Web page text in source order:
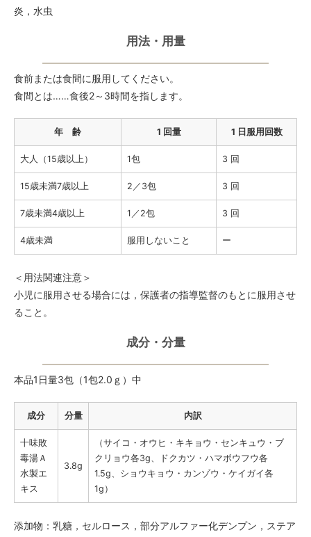
炎，水虫
用法・用量
食前または食間に服用してください。
食間とは……食後2～3時間を指します。
年 齢 1 回量 1 日服用回数
大人（15歳以上） 1包 3 回
15歳未満7歳以上 2／3包 3 回
7歳未満4歳以上 1／2包 3 回
4歳未満 服用しないこと ー
＜用法関連注意＞
小児に服用させる場合には，保護者の指導監督のもとに服用させ
ること。
成分・分量
本品1日量3包（1包2.0ｇ）中
成分 分量 内訳
十味敗
毒湯Ａ
水製エ
キス
3.8g
（サイコ・オウヒ・キキョウ・センキュウ・ブ
クリョウ各3g、ドクカツ・ハマボウフウ各
1.5g、ショウキョウ・カンゾウ・ケイガイ各
1g）
添加物：乳糖，セルロース，部分アルファー化デンプン，ステア